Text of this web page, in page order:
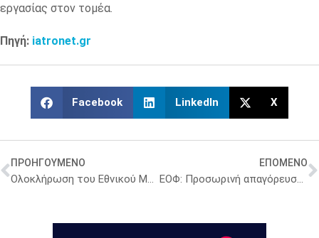
εργασίας στον τομέα.
Πηγή: iatronet.gr
Facebook LinkedIn X
ΠΡΟΗΓΟΥΜΕΝΟ
Ολοκλήρωση του Εθνικού Μητρώου Βιοϊατρικής Έρευνας από την Netcompany
ΕΠΟΜΕΝΟ
ΕΟΦ: Προσωρινή απαγόρευση παράλληλων εξαγωγών για 82 φάρμακα [κατάλογος]